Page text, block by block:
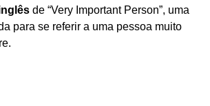
de “Very Important Person”, uma
para se referir a uma pessoa muito